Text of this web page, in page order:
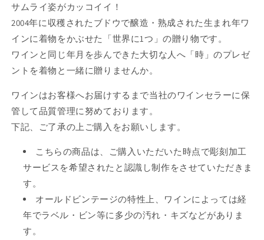
ョ
ン
は
売
り
切
れ
て
る
か
売
で
ン
は
売
り
切
れ
て
る
か
売
で
サムライ姿がカッコイイ！
2004年に収穫されたブドウで醸造・熟成された生まれ年ワ
インに着物をかぶせた「世界に1つ」の贈り物です。
ワインと同じ年月を歩んできた大切な人へ「時」のプレゼ
ントを着物と一緒に贈りませんか。
ワインはお客様へお届けするまで当社のワインセラーに保
管して品質管理に努めております。
下記、ご了承の上ご購入をお願いします。
こちらの商品は、ご購入いただいた時点で彫刻加工
サービスを希望されたと認識し制作をさせていただきま
す。
オールドビンテージの特性上、ワインによっては経
年でラベル・ビン等に多少の汚れ・キズなどがありま
す。